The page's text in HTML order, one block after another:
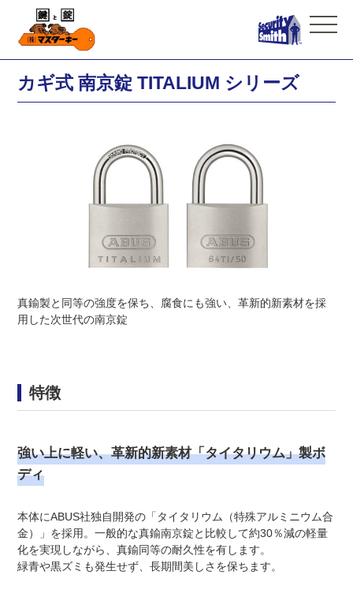
カギ式 南京錠 TITALIUM シリーズ
真鍮製と同等の強度を保ち、腐食にも強い、革新的新素材を採
用した次世代の南京錠
特徴
強い上に軽い、革新的新素材「タイタリウム」製ボ
ディ
本体にABUS社独自開発の「タイタリウム（特殊アルミニウム合
金）」を採用。一般的な真鍮南京錠と比較して約30％減の軽量
化を実現しながら、真鍮同等の耐久性を有します。
緑青や黒ズミも発生せず、長期間美しさを保ちます。